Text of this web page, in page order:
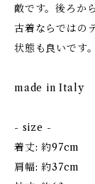
敵です。後ろか
古着ならではの
状態も良いです。
made in Italy
- size -
着丈: 約97cm
肩幅: 約37cm